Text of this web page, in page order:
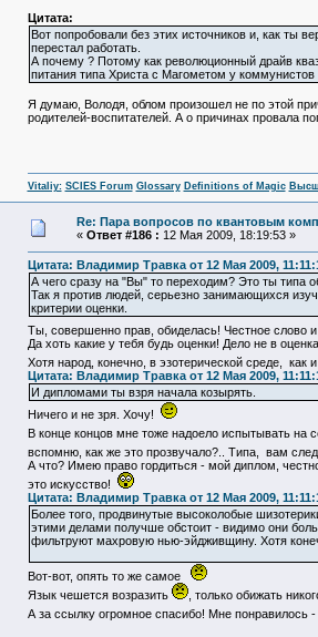
Цитата:
Вот попробовали без этих источников и, как ты
перестал работать.
А почему ? Потому как революционный драйв
питания типа Христа с Магометом у коммунистов
Я думаю, Володя, облом произошел не по этой
родителей-воспитателей. А о причинах провала
Vitaliy: SCIES Forum Glossary Definitions of Magic
Re: Пара вопросов по квантовым
« Ответ #186 : 12 Мая 2009, 18:19:53 »
Цитата: Владимир Травка от 12 Мая 2009,
А чего сразу на "Вы" то переходим? Это ты типа
Так я против людей, серьезно занимающихся
критерии оценки.
Ты, совершенно прав, обиделась! Честное слово
Да хоть какие у тебя будь оценки! Дело не в
Хотя народ, конечно, в эзотерической среде,
Цитата: Владимир Травка от 12 Мая 2009,
И дипломами ты взря начала козырять.
Ничего и не зря. Хочу!
В конце концов мне тоже надоело испытывать на
вспомню, как же это прозвучало?.. Типа, вам
А что? Имею право гордиться - мой диплом,
это искусство!
Цитата: Владимир Травка от 12 Мая 2009,
Более того, продвинутые высоколобые
этими делами получше обстоит - видимо они
фильтруют махровую нью-эйдживщину. Хотя
Вот-вот, опять то же самое
Язык чешется возразить
, только обижать
А за ссылку огромное спасибо! Мне